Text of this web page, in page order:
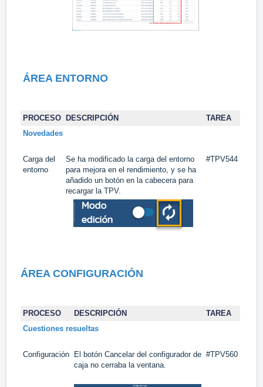
ÁREA ENTORNO
PROCESO DESCRIPCIÓN
TAREA
Novedades
Carga del
entorno
Se ha modificado la carga del entorno
para mejora en el rendimiento, y se ha
añadido un botón en la cabecera para
recargar la TPV.
#TPV544
ÁREA CONFIGURACIÓN
PROCESO DESCRIPCIÓN
TAREA
Cuestiones resueltas
Configuración
El botón Cancelar del configurador de
caja no cerraba la ventana.
#TPV560